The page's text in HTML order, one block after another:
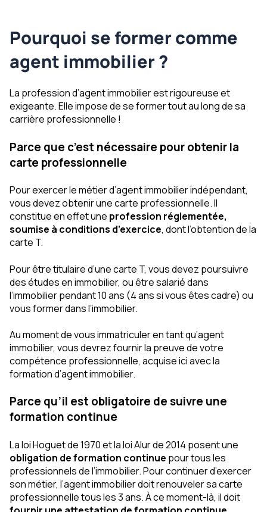
Pourquoi se former comme
agent immobilier ?
La profession d’agent immobilier est rigoureuse et
exigeante. Elle impose de se former tout au long de sa
carrière professionnelle !
Parce que c’est nécessaire pour obtenir la
carte professionnelle
Pour exercer le métier d’agent immobilier indépendant,
vous devez obtenir une carte professionnelle. Il
constitue en effet une profession réglementée,
soumise à conditions d’exercice, dont l’obtention de la
carte T.
Pour être titulaire d’une carte T, vous devez poursuivre
des études en immobilier, ou être salarié dans
l’immobilier pendant 10 ans (4 ans si vous êtes cadre) ou
vous former dans l’immobilier.
Au moment de vous immatriculer en tant qu’agent
immobilier, vous devrez fournir la preuve de votre
compétence professionnelle, acquise ici avec la
formation d’agent immobilier.
Parce qu’il est obligatoire de suivre une
formation continue
La loi Hoguet de 1970 et la loi Alur de 2014 posent une
obligation de formation continue pour tous les
professionnels de l’immobilier. Pour continuer d’exercer
son métier, l’agent immobilier doit renouveler sa carte
professionnelle tous les 3 ans. À ce moment-là, il doit